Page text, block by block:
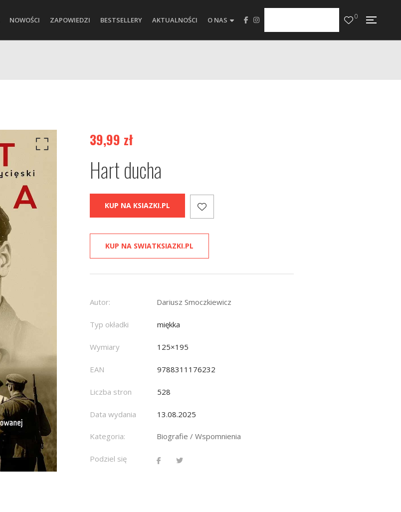
NOWOŚCI ZAPOWIEDZI BESTSELLERY AKTUALNOŚCI O NAS 0
39,99 zł
Hart ducha
KUP NA KSIAZKI.PL
KUP NA SWIATKSIAZKI.PL
Autor: Dariusz Smoczkiewicz
Typ okładki miękka
Wymiary 125×195
EAN 9788311176232
Liczba stron 528
Data wydania 13.08.2025
Kategoria: Biografie / Wspomnienia
Podziel się